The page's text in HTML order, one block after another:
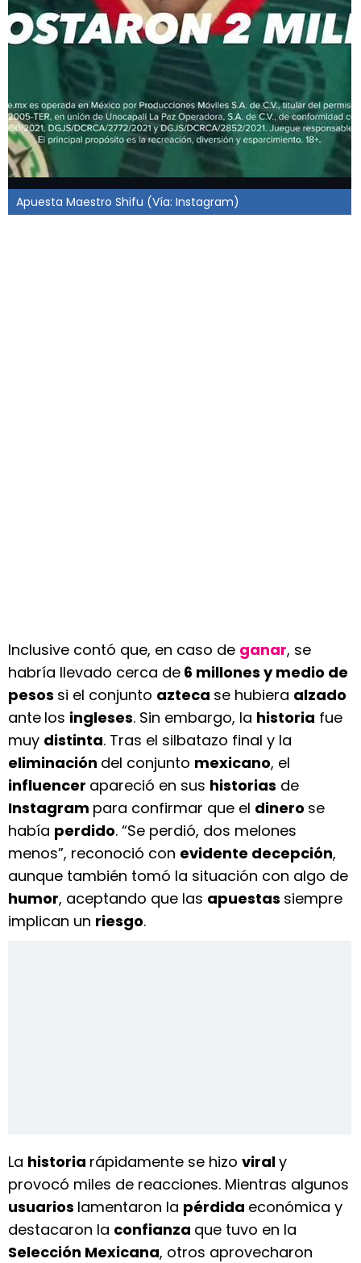
Apuesta Maestro Shifu (Vía: Instagram)
Inclusive contó que, en caso de ganar, se
habría llevado cerca de 6 millones y medio de
pesos si el conjunto azteca se hubiera alzado
ante los ingleses. Sin embargo, la historia fue
muy distinta. Tras el silbatazo final y la
eliminación del conjunto mexicano, el
influencer apareció en sus historias de
Instagram para confirmar que el dinero se
había perdido. “Se perdió, dos melones
menos”, reconoció con evidente decepción,
aunque también tomó la situación con algo de
humor, aceptando que las apuestas siempre
implican un riesgo.
La historia rápidamente se hizo viraly
provocó miles de reacciones. Mientras algunos
usuarios lamentaron la pérdida económica y
destacaron la confianza que tuvo en la
Selección Mexicana, otros aprovecharon